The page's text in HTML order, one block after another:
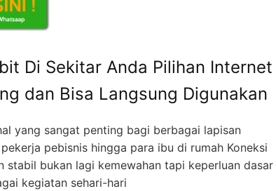
Di Sekitar Anda Pilihan Internet
dan Bisa Langsung Digunakan
yang sangat penting bagi berbagai lapisan
pebisnis hingga para ibu di rumah Koneksi
stabil bukan lagi kemewahan tapi keperluan dasar
kegiatan sehari-hari